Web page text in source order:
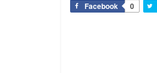
Facebook 0